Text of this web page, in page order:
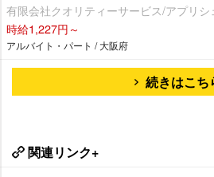
有限会社クオリティーサービス/アプリシ
時給1,227円～
アルバイト・パート / 大阪府
続きはこち
関連リンク+